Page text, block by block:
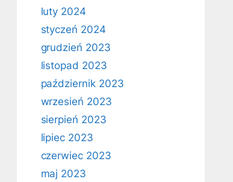
luty 2024
styczeń 2024
grudzień 2023
listopad 2023
październik 2023
wrzesień 2023
sierpień 2023
lipiec 2023
czerwiec 2023
maj 2023